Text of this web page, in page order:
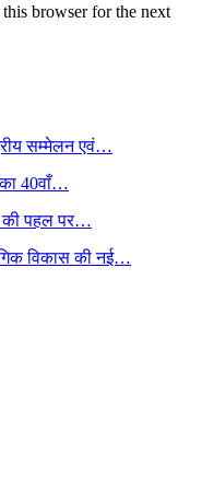
browser for the next
सम्मेलन एवं…
का 40वाँ…
की पहल पर…
विकास की नई…